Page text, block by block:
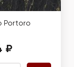
Portoro
₽